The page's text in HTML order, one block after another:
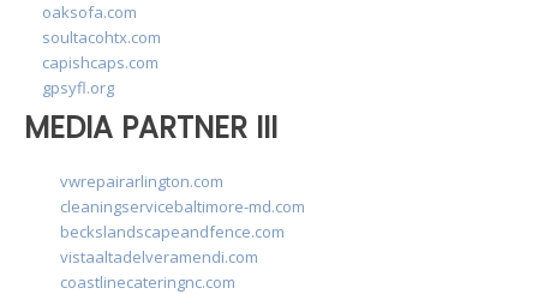
oaksofa.com
soultacohtx.com
capishcaps.com
gpsyfl.org
MEDIA PARTNER III
vwrepairarlington.com
cleaningservicebaltimore-md.com
beckslandscapeandfence.com
vistaaltadelveramendi.com
coastlinecateringnc.com